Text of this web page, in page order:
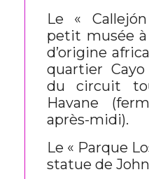
Le «
petit musée à
d’origine
quartier
du circuit
Havane
après-midi).
Le « Parque
statue de